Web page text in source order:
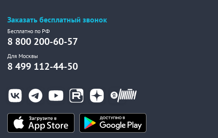
Заказать бесплатный звонок
Бесплатно по РФ
8 800 200-60-57
Для Москвы
8 499 112-44-50